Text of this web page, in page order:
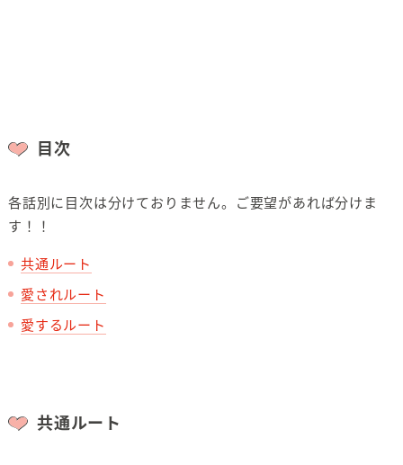
目次
各話別に目次は分けておりません。ご要望があれば分けま
す！！
共通ルート
愛されルート
愛するルート
共通ルート